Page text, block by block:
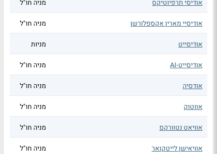
אודיסי תרפיוטיקס מניה חו"ל
אודיסיי מארין אקספלורשן מניה חו"ל
אודיסייט מניות
אודיסייט-AI מניה חו"ל
אודסיה מניה חו"ל
אווטוק מניה חו"ל
אוויאט נטוורקס מניה חו"ל
אוויאישן לייטקואר מניה חו"ל